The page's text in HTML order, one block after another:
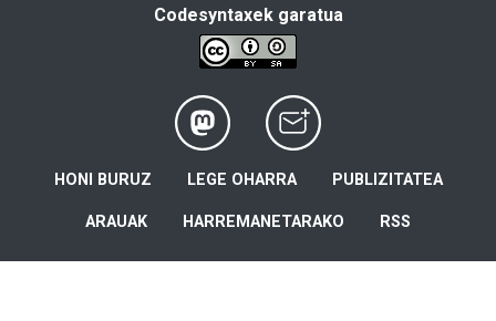
Codesyntaxek garatua
HONI BURUZ LEGE OHARRA PUBLIZITATEA
ARAUAK HARREMANETARAKO RSS